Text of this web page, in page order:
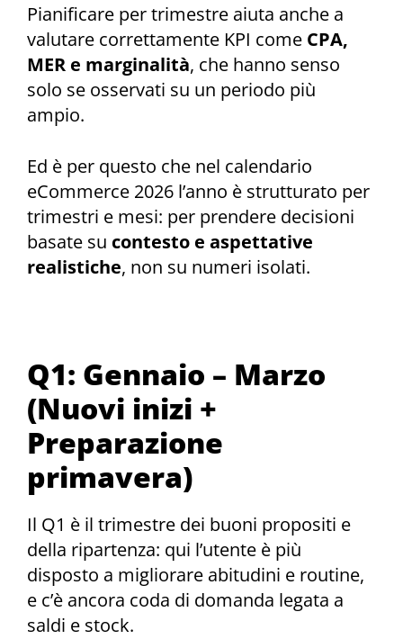
Pianificare per trimestre aiuta anche a
valutare correttamente KPI come CPA,
MER e marginalità, che hanno senso
solo se osservati su un periodo più
ampio.
Ed è per questo che nel calendario
eCommerce 2026 l’anno è strutturato per
trimestri e mesi: per prendere decisioni
basate su contesto e aspettative
realistiche, non su numeri isolati.
Q1: Gennaio – Marzo
(Nuovi inizi +
Preparazione
primavera)
Il Q1 è il trimestre dei buoni propositi e
della ripartenza: qui l’utente è più
disposto a migliorare abitudini e routine,
e c’è ancora coda di domanda legata a
saldi e stock.